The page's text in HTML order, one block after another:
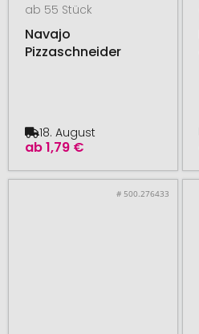
ab 55 Stück
Navajo
Pizzaschneider
ab1,79 €
18. August
# 500.276433